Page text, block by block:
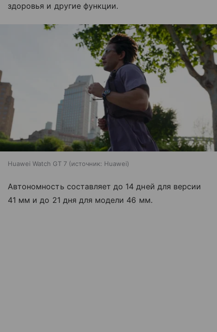
здоровья и другие функции.
Huawei Watch GT 7 источник: Huawei
Автономность составляет до 14 дней для версии
41 мм и до 21 дня для модели 46 мм.